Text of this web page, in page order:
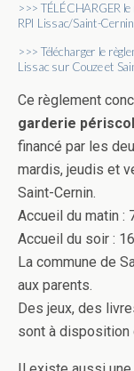
>>> TÉLÉCHARGER
RPI Lissac/Saint-Cernin
>>> Télécharger le
Lissac sur Couze et
Ce règlement
garderie
financé par les
mardis, jeudis et
Saint-Cernin.
Accueil du matin :
Accueil du soir :
La commune de
aux parents.
Des jeux, des
sont à disposition